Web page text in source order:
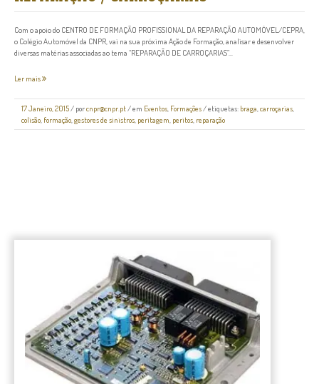
Com o apoio do CENTRO DE FORMAÇÃO PROFISSIONAL DA REPARAÇÃO AUTOMÓVEL/CEPRA,
o Colégio Automóvel da CNPR, vai na sua próxima Ação de Formação, analisar e desenvolver
diversas matérias associadas ao tema “REPARAÇÃO DE CARROÇARIAS”...
Ler mais
17 Janeiro, 2015/ porcnpr@cnpr.pt/ em Eventos, Formações/ etiquetas: braga,carroçarias,
colisão, formação,gestores de sinistros, peritagem, peritos, reparação